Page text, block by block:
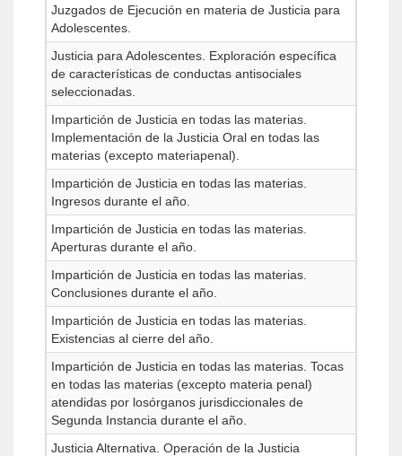
Juzgados de Ejecución en materia de Justicia para
Adolescentes.
Justicia para Adolescentes. Exploración específica
de características de conductas antisociales
seleccionadas.
Impartición de Justicia en todas las materias.
Implementación de la Justicia Oral en todas las
materias (excepto materiapenal).
Impartición de Justicia en todas las materias.
Ingresos durante el año.
Impartición de Justicia en todas las materias.
Aperturas durante el año.
Impartición de Justicia en todas las materias.
Conclusiones durante el año.
Impartición de Justicia en todas las materias.
Existencias al cierre del año.
Impartición de Justicia en todas las materias. Tocas
en todas las materias (excepto materia penal)
atendidas por losórganos jurisdiccionales de
Segunda Instancia durante el año.
Justicia Alternativa. Operación de la Justicia